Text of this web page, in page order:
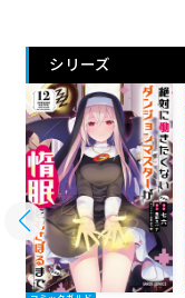
シリーズ